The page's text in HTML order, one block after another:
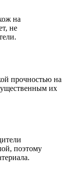
на
не
прочностью на
их
поэтому